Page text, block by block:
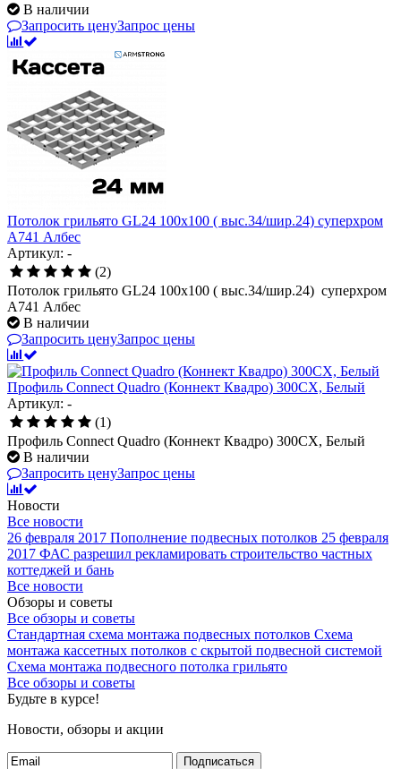
В наличии
Запросить ценуЗапрос цены
Потолок грильято GL24 100х100 ( выс.34/шир.24) суперхром
А741 Албес
Артикул: -
(2)
Потолок грильято GL24 100х100 ( выс.34/шир.24) суперхром
А741 Албес
В наличии
Запросить ценуЗапрос цены
Профиль Connect Quadro (Коннект Квадро) 300CX, Белый
Артикул: -
(1)
Профиль Connect Quadro (Коннект Квадро) 300CX, Белый
В наличии
Запросить ценуЗапрос цены
Новости
Все новости
26 февраля 2017 Пополнение подвесных потолков 25 февраля
2017 ФАС разрешил рекламировать строительство частных
коттеджей и бань
Все новости
Обзоры и советы
Все обзоры и советы
Стандартная схема монтажа подвесных потолков Схема
монтажа кассетных потолков с скрытой подвесной системой
Схема монтажа подвесного потолка грильято
Все обзоры и советы
Будьте в курсе!
Новости, обзоры и акции
Подписаться